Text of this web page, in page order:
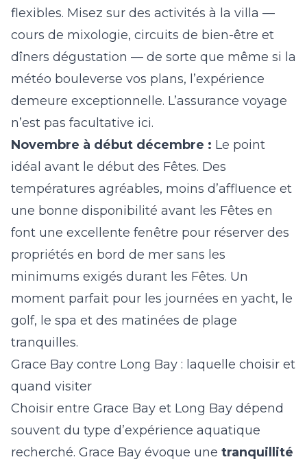
flexibles. Misez sur des activités à la villa —
cours de mixologie, circuits de bien-être et
dîners dégustation — de sorte que même si la
météo bouleverse vos plans, l’expérience
demeure exceptionnelle. L’assurance voyage
n’est pas facultative ici.
Novembre à début décembre : Le point
idéal avant le début des Fêtes. Des
températures agréables, moins d’affluence et
une bonne disponibilité avant les Fêtes en
font une excellente fenêtre pour réserver des
propriétés en bord de mer sans les
minimums exigés durant les Fêtes. Un
moment parfait pour les journées en yacht, le
golf, le spa et des matinées de plage
tranquilles.
Grace Bay contre Long Bay : laquelle choisir et
quand visiter
Choisir entre Grace Bay et Long Bay dépend
souvent du type d’expérience aquatique
recherché. Grace Bay évoque une tranquillité